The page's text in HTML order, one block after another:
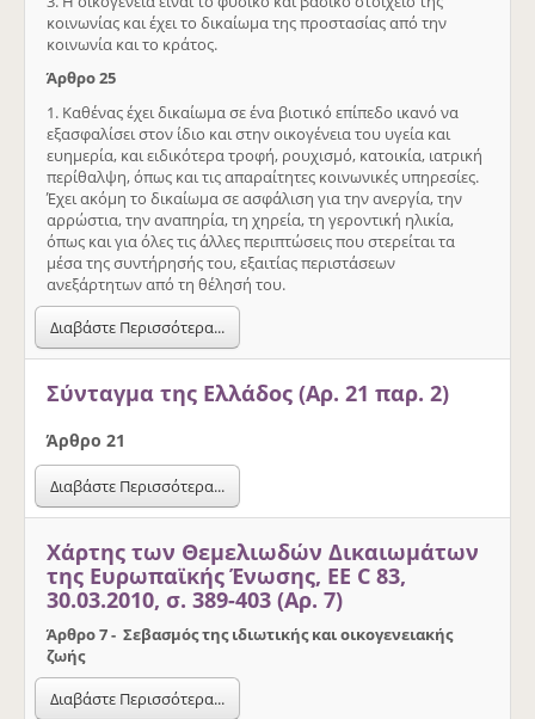
κοινωνίας και έχει το δικαίωμα της προστασίας από την
κοινωνία και το κράτος.
Άρθρο 25
1. Καθένας έχει δικαίωμα σε ένα βιοτικό επίπεδο ικανό να
εξασφαλίσει στον ίδιο και στην οικογένεια του υγεία και
ευημερία, και ειδικότερα τροφή, ρουχισμό, κατοικία, ιατρική
περίθαλψη, όπως και τις απαραίτητες κοινωνικές υπηρεσίες.
Έχει ακόμη το δικαίωμα σε ασφάλιση για την ανεργία, την
αρρώστια, την αναπηρία, τη χηρεία, τη γεροντική ηλικία,
όπως και για όλες τις άλλες περιπτώσεις που στερείται τα
μέσα της συντήρησής του, εξαιτίας περιστάσεων
ανεξάρτητων από τη θέλησή του.
Διαβάστε Περισσότερα...
Σύνταγμα της Ελλάδος (Αρ. 21 παρ. 2)
Άρθρo 21
Διαβάστε Περισσότερα...
Χάρτης των Θεμελιωδών Δικαιωμάτων
της Ευρωπαϊκής Ένωσης, ΕΕ C 83,
30.03.2010, σ. 389-403 (Αρ. 7)
Άρθρο 7 - Σεβασμός της ιδιωτικής και οικογενειακής
ζωής
Διαβάστε Περισσότερα...